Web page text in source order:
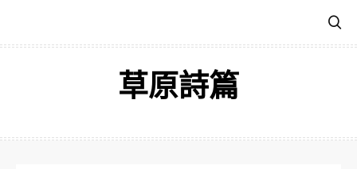
主
草原詩篇